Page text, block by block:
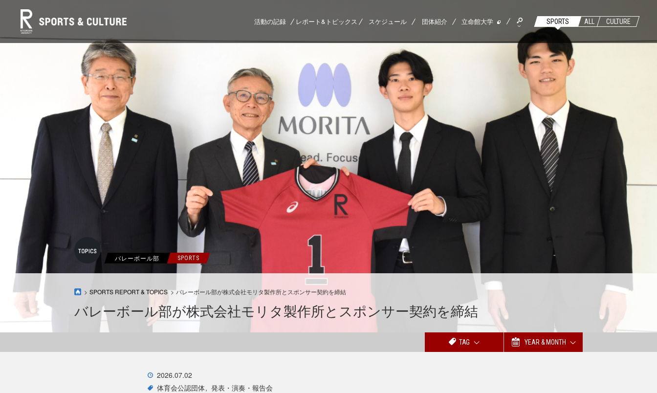
活動の記録 レポート&トピックス スケジュール 団体紹介 立命館大学 SPORTS ALL CULTURE
バレーボール部 SPORTS
SPORTS REPORT & TOPICS バレーボール部が株式会社モリタ製作所とスポンサー契約を締結
バレーボール部が株式会社モリタ製作所とスポンサー契約を締結
TAG YEAR & MONTH
2026.07.02
体育会公認団体
発表・演奏・報告会